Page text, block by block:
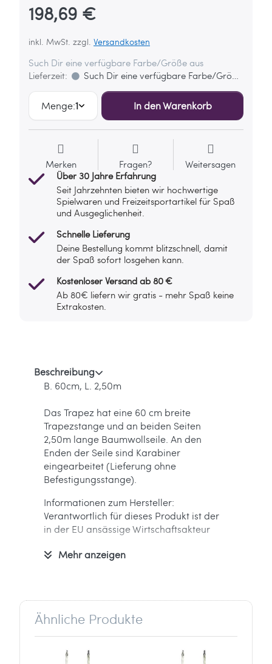
198,69 €
inkl. MwSt. zzgl. Versandkosten
Such Dir eine verfügbare Farbe/Größe aus
Lieferzeit:
Such Dir eine verfügbare Farbe/Größe aus
Menge:1 In den Warenkorb
Merken Fragen?
Weitersagen
Über 30 Jahre Erfahrung
Seit Jahrzehnten bieten wir hochwertige
Spielwaren und Freizeitsportartikel für Spaß
und Ausgeglichenheit.
Schnelle Lieferung
Deine Bestellung kommt blitzschnell, damit
der Spaß sofort losgehen kann.
Kostenloser Versand ab 80 €
Ab 80€ liefern wir gratis - mehr Spaß keine
Extrakosten.
Beschreibung
B. 60cm, L. 2,50m
Das Trapez hat eine 60 cm breite
Trapezstange und an beiden Seiten
2,50m lange Baumwollseile. An den
Enden der Seile sind Karabiner
eingearbeitet (Lieferung ohne
Befestigungsstange).
Informationen zum Hersteller:
Verantwortlich für dieses Produkt ist der
in der EU ansässige Wirtschaftsakteur
UNICYCLE Voltige
ventes[at]unicycle.fr
Mehr anzeigen
Ähnliche Produkte